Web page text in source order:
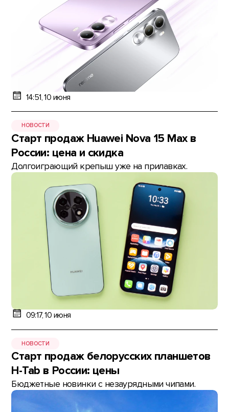
14:51, 10 июня
НОВОСТИ
Старт продаж Huawei Nova 15 Max в
России: цена и скидка
Долгоиграющий крепыш уже на прилавках.
09:17, 10 июня
НОВОСТИ
Старт продаж белорусских планшетов
H-Tab в России: цены
Бюджетные новинки с незаурядными чипами.